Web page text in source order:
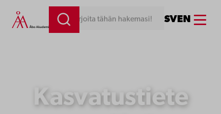
Siirry
sisältöön
Kirjoita tähän hakemasi! SVEN Menu
Kasvatustiete